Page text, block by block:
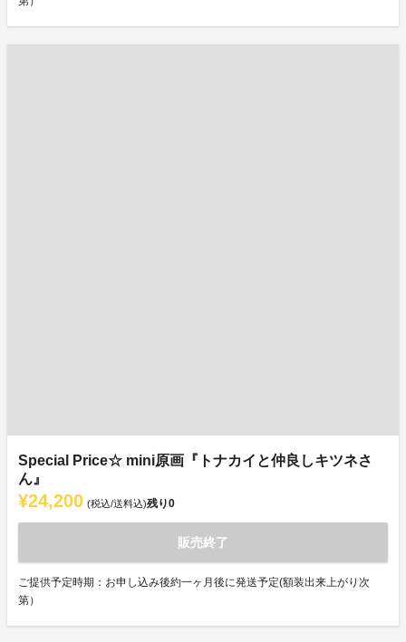
Special Price☆ mini原画『トナカイと仲良しキツネさ
ん』
¥24,200 (税込/送料込)残り0
販売終了
ご提供予定時期：お申し込み後約一ヶ月後に発送予定(額装出来上がり次
第）